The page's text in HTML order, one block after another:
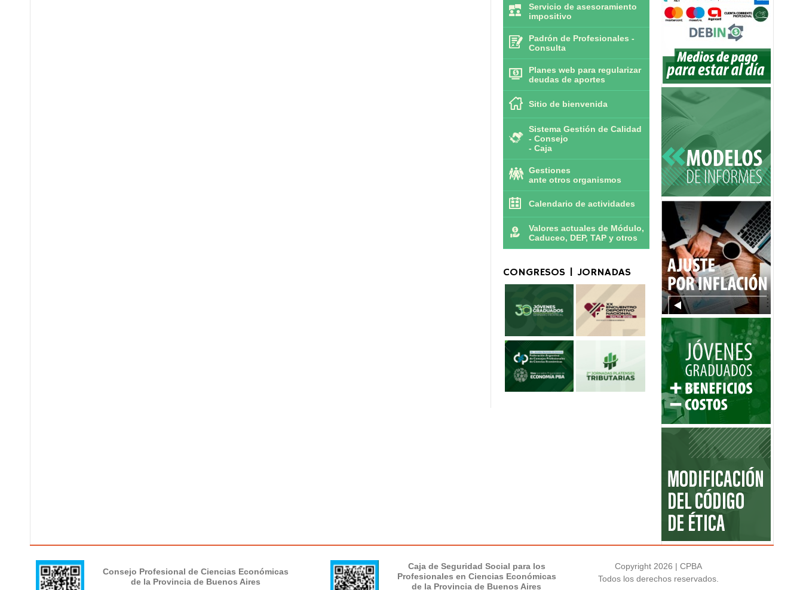
Servicio de asesoramiento
impositivo
Padrón de Profesionales -
Consulta
Planes web para regularizar
deudas de aportes
Sitio de bienvenida
Sistema Gestión de Calidad
- Consejo
- Caja
Gestiones
ante otros organismos
Calendario de actividades
Valores actuales de Módulo,
Caduceo, DEP, TAP y otros
CONGRESOS | JORNADAS
Consejo Profesional de Ciencias Económicas
de la Provincia de Buenos Aires
Caja de Seguridad Social para los
Profesionales en Ciencias Económicas
de la Provincia de Buenos Aires
Copyright 2026 | CPBA
Todos los derechos reservados.